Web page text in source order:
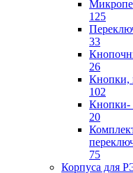
125
33
26
Кнопки,
102
Кнопки-
20
75
Корпуса для